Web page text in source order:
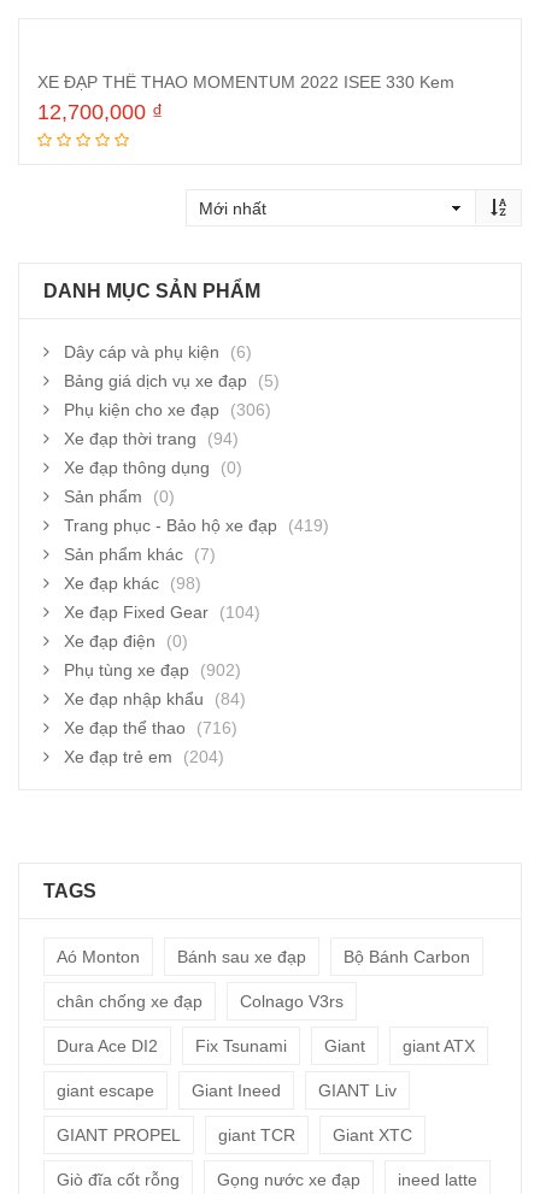
XE ĐẠP THỂ THAO MOMENTUM 2022 ISEE 330 Kem
12,700,000 ₫
DANH MỤC SẢN PHẨM
Dây cáp và phụ kiện
(6)
Bảng giá dịch vụ xe đạp
(5)
Phụ kiện cho xe đạp
(306)
Xe đạp thời trang
(94)
Xe đạp thông dụng
(0)
Sản phẩm
(0)
Trang phục - Bảo hộ xe đạp
(419)
Sản phẩm khác
(7)
Xe đạp khác
(98)
Xe đạp Fixed Gear
(104)
Xe đạp điện
(0)
Phụ tùng xe đạp
(902)
Xe đạp nhập khẩu
(84)
Xe đạp thể thao
(716)
Xe đạp trẻ em
(204)
TAGS
Aó Monton Bánh sau xe đạp Bộ Bánh Carbon
chân chống xe đạp Colnago V3rs
Dura Ace DI2 Fix Tsunami Giant giant ATX
giant escape Giant Ineed GIANT Liv
GIANT PROPEL giant TCR Giant XTC
Giò đĩa cốt rỗng Gọng nước xe đạp ineed latte